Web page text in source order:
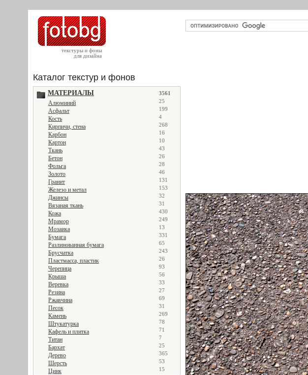
текстуры и фоны
для дизайна
Каталог текстур и фонов
МАТЕРИАЛЫ 3561
Алюминий 25
Асфальт 199
Кость 4
Кирпичи, стена 268
Карбон 16
Картон 10
Ткань 43
Бетон 26
Фольга 28
Золото 46
Гранит 131
Железо и метал 153
Джинсы 32
Вязаная ткань 31
Кожа 430
Мрамор 249
Мозаика 13
Бумага 331
Разлинованная бумага 65
Брусчатка 243
Пластмасса, пластик 26
Черепица 93
Крыша 56
Веревка 33
Резина 27
Ржавчина 69
Песок 31
Камень 269
Штукатурка 78
Кафель и плитка 71
Титан 7
Бархат 25
Дерево 365
Шерсть 53
Цинк 15